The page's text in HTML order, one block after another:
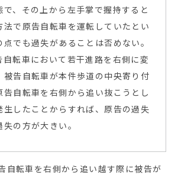
で、その上から左手掌で握持すると
法で原告自転車を運転していたとい
でも過失があることは否めない。
転車において若干進路を右側に変
被告自転車が本件歩道の中央寄り付
告自転車を右側から追い抜こうとし
生したことからすれば、原告の過失
の方が大きい。
自転車を右側から追い越す際に被告が